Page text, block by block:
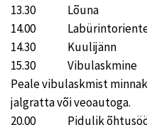
13.30 Lõuna
14.00
14.30 Kuulijänn
15.30 Vibulaskmine
Peale vibulaskmist
jalgratta või veoautoga.
20.00 Pidulik õhtusöök